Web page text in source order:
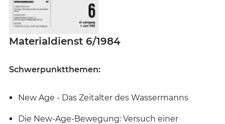
Materialdienst 6/1984
Schwerpunktthemen:
New Age - Das Zeitalter des Wassermanns
Die New-Age-Bewegung: Versuch einer